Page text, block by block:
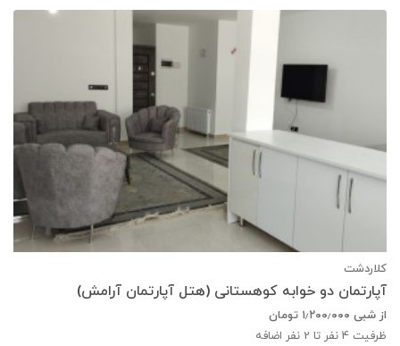
کلاردشت
آپارتمان دو خوابه کوهستانی (هتل آپارتمان آرامش)
از شبی ۱٫۲۰۰٫۰۰۰ تومان
ظرفیت 4 نفر تا 2 نفر اضافه